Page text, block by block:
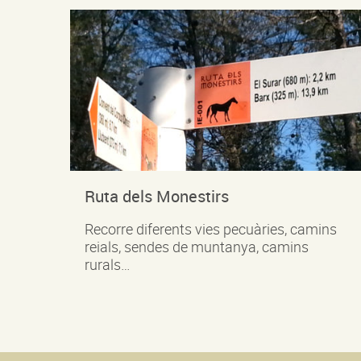
Ruta dels Monestirs
Recorre diferents vies pecuàries, camins
reials, sendes de muntanya, camins
rurals…